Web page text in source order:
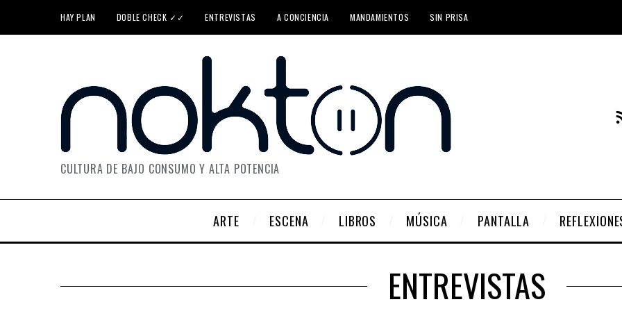
HAY PLAN DOBLE CHECK ✓✓ ENTREVISTAS A CONCIENCIA MANDAMIENTOS SIN PRISA
CULTURA DE BAJO CONSUMO Y ALTA POTENCIA
ARTE ESCENA LIBROS MÚSICA PANTALLA
ENTREVISTAS